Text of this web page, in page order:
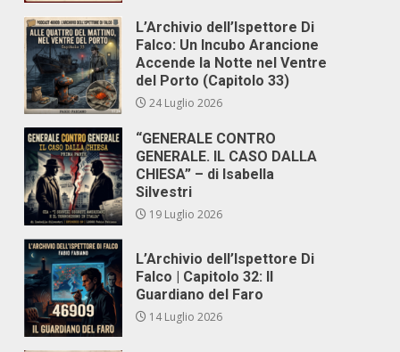
L’Archivio dell’Ispettore Di
Falco: Un Incubo Arancione
Accende la Notte nel Ventre
del Porto (Capitolo 33)
24 Luglio 2026
“GENERALE CONTRO
GENERALE. IL CASO DALLA
CHIESA” – di Isabella
Silvestri
19 Luglio 2026
L’Archivio dell’Ispettore Di
Falco | Capitolo 32: Il
Guardiano del Faro
14 Luglio 2026